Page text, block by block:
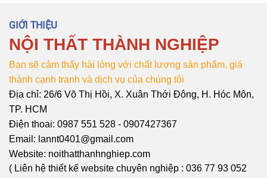
GIỚI THIỆU
NỘI THẤT THÀNH NGHIỆP
Bạn sẽ cảm thấy hài lòng với chất lượng sản phẩm, giá
thành cạnh tranh và dịch vụ của chúng tôi
Địa chỉ: 26/6 Võ Thị Hồi, X. Xuân Thới Đông, H. Hóc Môn,
TP. HCM
Điện thoai: 0987 551 528 - 0907427367
Email: lannt0401@gmail.com
Website: noithatthanhnghiep.com
( Liên hệ thiết kế website chuyên nghiệp : 036 77 93 052